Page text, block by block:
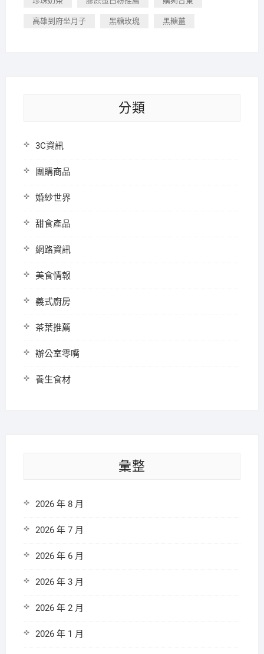
高雄到府坐月子 黑糖玫瑰 黑糖薑
分類
3C資訊
團購商品
婚紗世界
甜食產品
網路資訊
美食情報
義式廚房
茶葉推薦
辦公室零嘴
養生食材
彙整
2026 年 8 月
2026 年 7 月
2026 年 6 月
2026 年 3 月
2026 年 2 月
2026 年 1 月